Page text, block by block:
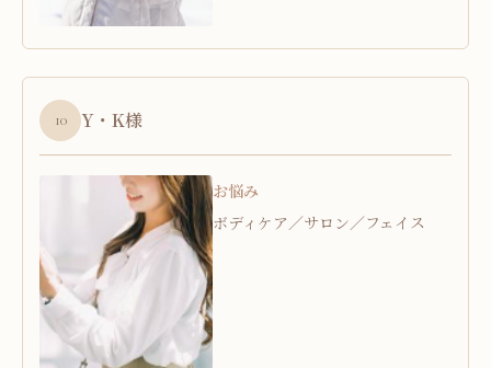
10 Y・K様
お悩み
ボディケア／サロン／フェイス